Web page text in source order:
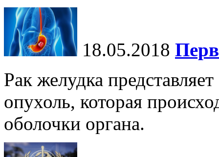
18.05.2018
Рак желудка
опухоль, которая
оболочки органа.